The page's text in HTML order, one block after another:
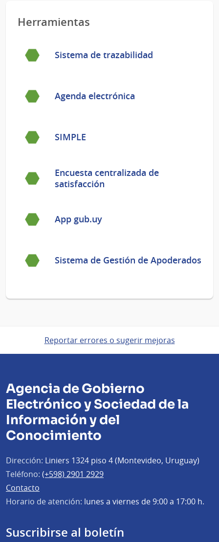
Herramientas
Sistema de trazabilidad
Agenda electrónica
SIMPLE
Encuesta centralizada de
satisfacción
App gub.uy
Sistema de Gestión de Apoderados
Reportar errores o sugerir mejoras
Agencia de Gobierno
Electrónico y Sociedad de la
Información y del
Conocimiento
Dirección: Liniers 1324 piso 4 (Montevideo, Uruguay)
Teléfono: (+598) 2901 2929
Contacto
Horario de atención: lunes a viernes de 9:00 a 17:00 h.
Suscribirse al boletín